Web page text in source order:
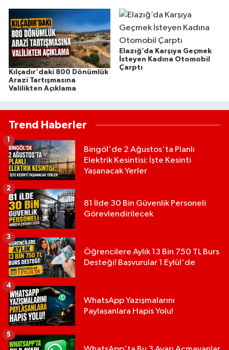
Kılçadır'daki 800 Dönümlük
Arazi Tartışmasına
Valilikten Açıklama
Elazığ’da Karşıya Geçmek
İsteyen Kadına Otomobil
Çarptı
Trend Haberler
Bingöl'de 2 Ağustos'ta Planlı
Elektrik Kesintisi: İşte Kesinti
Yaşanacak Yerler
81 İlde 30 Bin Güvenlik Personeli
Görevlendirilecek
2
Öğrencilere Aylık 13 Bin 750 TL Burs
Desteği! Başvurular 1 Eylül'de
3
WhatsApp Yazışmalarını
Paylaşanlara Hapis Yolu!
4
5